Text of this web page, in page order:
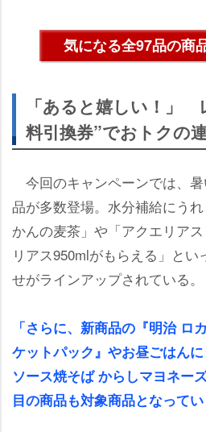
気になる全97品の商
「あると嬉しい！」
料引換券”でおトクの
今回のキャンペーンでは、
品が多数登場。水分補給に
かんの麦茶」や「アクエリア
リアス950mlがもらえる」と
せがラインアップされている。
「さらに、新商品の『明治 ロ
ケットパック』やお昼ごはん
ソース焼そば からしマヨネー
目の商品も対象商品となってい